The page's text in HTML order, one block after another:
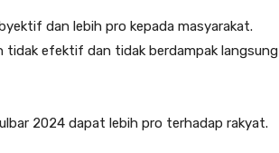
dan lebih pro kepada masyarakat.
tidak efektif dan tidak berdampak langsung
2024 dapat lebih pro terhadap rakyat.